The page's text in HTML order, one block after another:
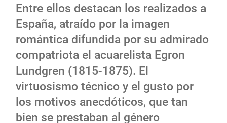
Entre ellos destacan los realizados a
España, atraído por la imagen
romántica difundida por su admirado
compatriota el acuarelista Egron
Lundgren (1815-1875). El
virtuosismo técnico y el gusto por
los motivos anecdóticos, que tan
bien se prestaban al género